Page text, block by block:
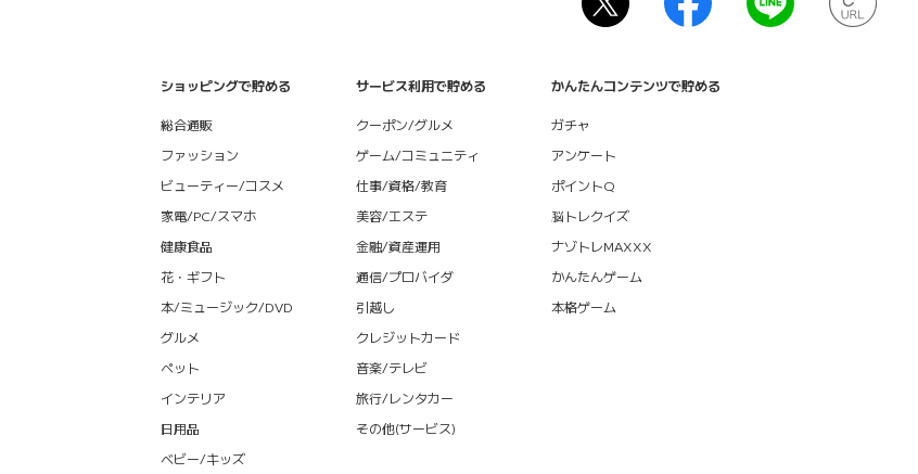
ショッピングで貯める
総合通販
ファッション
ビューティー/コスメ
家電/PC/スマホ
健康食品
花・ギフト
本/ミュージック/DVD
グルメ
ペット
インテリア
日用品
ベビー/キッズ
サービス利用で貯める
クーポン/グルメ
ゲーム/コミュニティ
仕事/資格/教育
美容/エステ
金融/資産運用
通信/プロバイダ
引越し
クレジットカード
音楽/テレビ
旅行/レンタカー
その他(サービス)
かんたんコンテンツで貯める
ガチャ
アンケート
ポイントQ
脳トレクイズ
ナゾトレMAXXX
かんたんゲーム
本格ゲーム